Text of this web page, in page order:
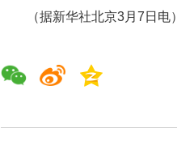
（据新华社北京3月7日电）